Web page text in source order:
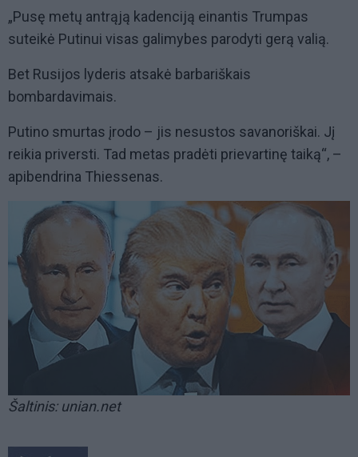
„Pusę metų antrąją kadenciją einantis Trumpas
suteikė Putinui visas galimybes parodyti gerą valią.
Bet Rusijos lyderis atsakė barbariškais
bombardavimais.
Putino smurtas įrodo – jis nesustos savanoriškai. Jį
reikia priversti. Tad metas pradėti prievartinę taiką“, –
apibendrina Thiessenas.
Šaltinis: unian.net